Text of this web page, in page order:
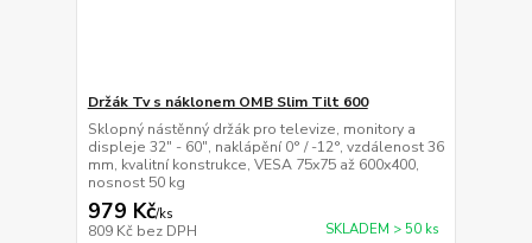
Držák Tv s náklonem OMB Slim Tilt 600
Sklopný nástěnný držák pro televize, monitory a
displeje 32" - 60", naklápění 0° / -12°, vzdálenost 36
mm, kvalitní konstrukce, VESA 75x75 až 600x400,
nosnost 50 kg
979 Kč/ks
809 Kč bez DPH SKLADEM > 50 ks